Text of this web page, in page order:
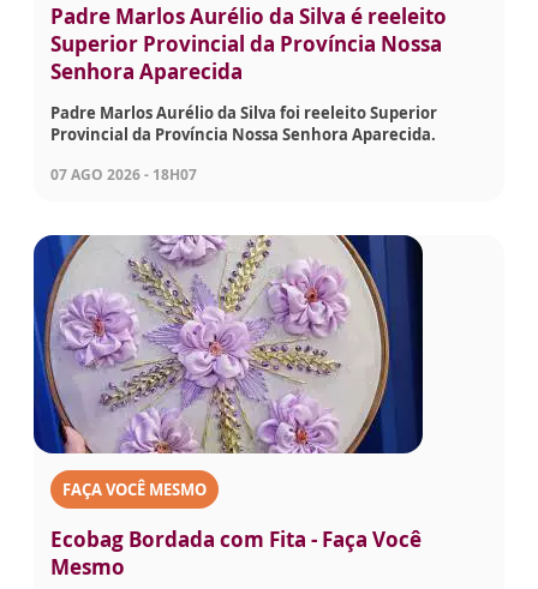
Padre Marlos Aurélio da Silva é reeleito
Superior Provincial da Província Nossa
Senhora Aparecida
Padre Marlos Aurélio da Silva foi reeleito Superior
Provincial da Província Nossa Senhora Aparecida.
07 AGO 2026 - 18H07
FAÇA VOCÊ MESMO
Ecobag Bordada com Fita - Faça Você
Mesmo